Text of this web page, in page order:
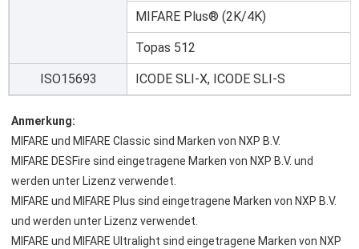
MIFARE Plus® (2K/4K)
Topas 512
ISO15693 ICODE SLI-X, ICODE SLI-S
Anmerkung:
MIFARE und MIFARE Classic sind Marken von NXP B.V.
MIFARE DESFire sind eingetragene Marken von NXP B.V. und
werden unter Lizenz verwendet.
MIFARE und MIFARE Plus sind eingetragene Marken von NXP B.V.
und werden unter Lizenz verwendet.
MIFARE und MIFARE Ultralight sind eingetragene Marken von NXP